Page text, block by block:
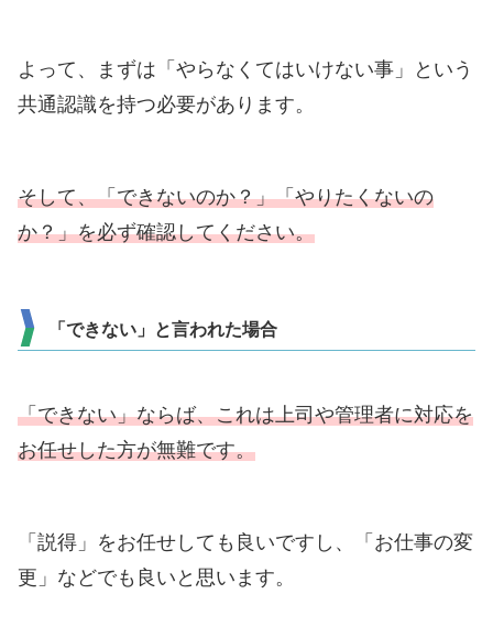
よって、まずは「やらなくてはいけない事」という
共通認識を持つ必要があります。
そして、「できないのか？」「やりたくないの
か？」を必ず確認してください。
「できない」と言われた場合
「できない」ならば、これは上司や管理者に対応を
お任せした方が無難です。
「説得」をお任せしても良いですし、「お仕事の変
更」などでも良いと思います。